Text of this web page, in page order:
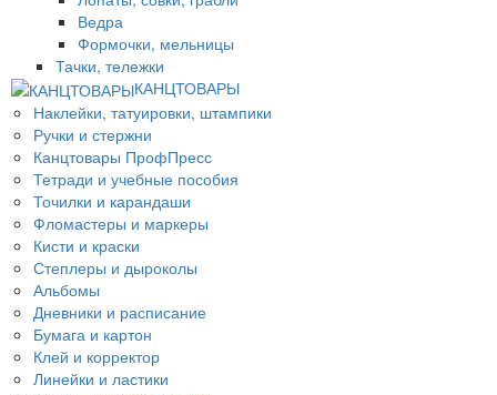
Ведра
Формочки, мельницы
Тачки, тележки
КАНЦТОВАРЫ
Наклейки, татуировки, штампики
Ручки и стержни
Канцтовары ПрофПресс
Тетради и учебные пособия
Точилки и карандаши
Фломастеры и маркеры
Кисти и краски
Степлеры и дыроколы
Альбомы
Дневники и расписание
Бумага и картон
Клей и корректор
Линейки и ластики